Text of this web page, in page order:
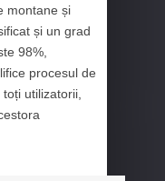
montane și
și un grad
98%,
procesul de
utilizatorii,